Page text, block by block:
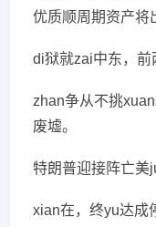
优质顺周期资产将
di狱就zai中东，前
zhan争从不挑
废墟。
特朗普迎接阵亡美
xian在，终yu达成